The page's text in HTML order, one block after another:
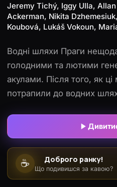
Jeremy Tichý, Iggy Ulla,
Ackerman, Nikita
Koubová, Lukáš Vokoun,
Водні шляхи Праги
голодними та лютими
акулами. Після того, як ці
потрапили до водних
детектив виявляють, хто
жахливий інцидент,
розслідування, аби
доктора та перехитрити
☕ Доброго ранку!
Що подивишся за кавою?